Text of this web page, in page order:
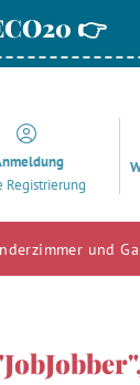
👉
Registrierung
und